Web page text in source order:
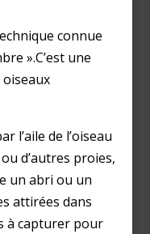
connue
».C’est une
l’aile de l’oiseau
d’autres proies,
un abri ou un
attirées dans
à capturer pour